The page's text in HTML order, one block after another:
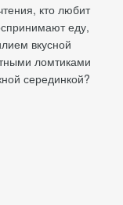
кто любит
еду,
вкусной
ломтиками
серединкой?